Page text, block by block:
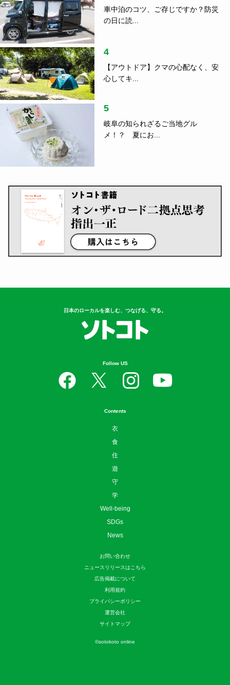
車中泊のコツ、ご存じですか？防災
の日に読...
4
【アウトドア】クマの心配なく、安
心してキ...
5
岐阜の知られざるご当地グル
メ！？ 夏にお...
日本のローカルを楽しむ、つなげる、守る。
Follow US
Contents
衣
食
住
遊
守
学
Well-being
SDGs
News
お問い合わせ
ニュースリリースはこちら
広告掲載について
利用規約
プライバシーポリシー
運営会社
サイトマップ
©sotokoto online